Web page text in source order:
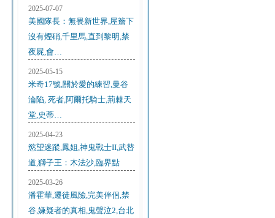
2025-07-07
美國隊長：無畏新世界,屋簷下
沒有煙硝,千里馬,直到黎明,禁
夜屍,會…
2025-05-15
米奇17號,關於愛的練習,曼谷
淪陷, 死者,阿爾托騎士,荊棘天
堂,史蒂…
2025-04-23
慾望迷蹤,鳳姐,神鬼戰士II,武替
道,獅子王：木法沙,臨界點
2025-03-26
潘霍華,遷徒風險,完美伴侶,禁
谷,嫌疑者的真相,鬼聲泣2,台北